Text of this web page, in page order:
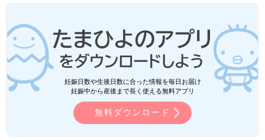
妊娠日数や生後日数に合った情報を毎日お届け
妊娠中から産後まで長く使える無料アプリ
無料ダウンロード